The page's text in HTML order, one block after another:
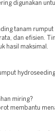
digunakan
tanam rumput
dan efisien.
hasil maksimal.
miring?
membantu